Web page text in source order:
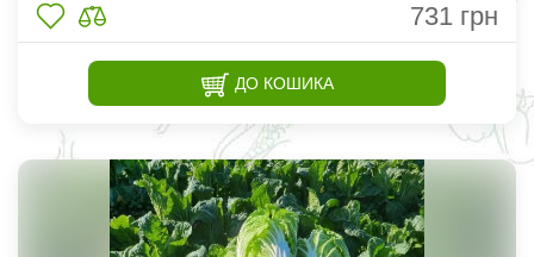
731 грн
ДО КОШИКА